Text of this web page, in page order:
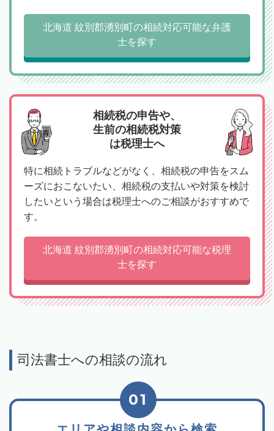
北海道 紋別郡湧別町の相続対応可能な弁護
士を探す
相続税の申告や、
生前の相続税対策
は税理士へ
特に相続トラブルなどがなく、相続税の申告をスム
ーズにおこないたい、相続税の支払いや対策を検討
したいという場合は税理士へのご相談がおすすめで
す。
北海道 紋別郡湧別町の相続対応可能な税理
士を探す
司法書士への相談の流れ
01